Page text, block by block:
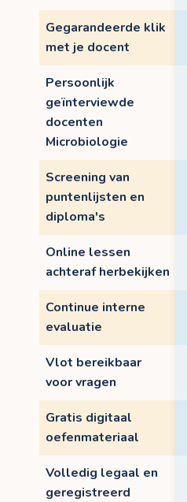
Gegarandeerde klik
met je docent
Persoonlijk
geïnterviewde
docenten
Microbiologie
Screening van
puntenlijsten en
diploma's
Online lessen
achteraf herbekijken
Continue interne
evaluatie
Vlot bereikbaar
voor vragen
Gratis digitaal
oefenmateriaal
Volledig legaal en
geregistreerd